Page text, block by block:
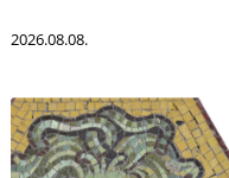
2026.08.08.